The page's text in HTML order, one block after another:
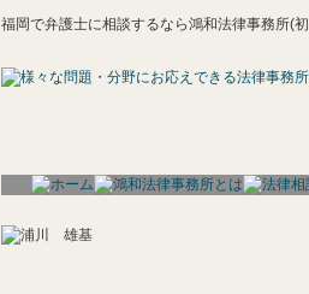
福岡で弁護士に相談するなら鴻和法律事務所(